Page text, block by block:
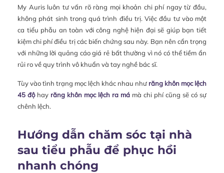
My Auris luôn tư vấn rõ ràng mọi khoản chi phí ngay từ đầu,
không phát sinh trong quá trình điều trị. Việc đầu tư vào một
ca tiểu phẫu an toàn với công nghệ hiện đại sẽ giúp bạn tiết
kiệm chi phí điều trị các biến chứng sau này. Bạn nên cẩn trọng
với những lời quảng cáo giá rẻ bất thường vì nó có thể tiềm ẩn
rủi ro về quy trình vô khuẩn và tay nghề bác sĩ.
Tùy vào tình trạng mọc lệch khác nhau như răng khôn mọc lệch
45 độhay răng khôn mọc lệch ra má mà chi phí cũng sẽ có sự
chênh lệch.
Hướng dẫn chăm sóc tại nhà
sau tiểu phẫu để phục hồi
nhanh chóng